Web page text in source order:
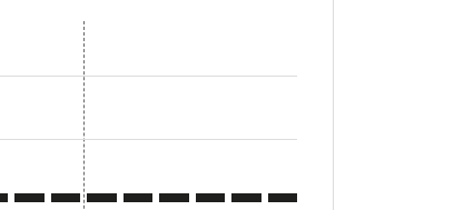
寻找优惠
寻找优惠寻找优惠
disclaimer. 寻找优惠
offers-disclaimer. 寻找优惠
view-offers-disclaimer. 寻找优惠
cmp-view-offers-disclaimer. 寻找优惠
cmp-view-offers-disclaimer. 寻找优惠
cmp-view-offers-disclaimer. 寻找优惠
DVO–PQC: cmp-view-offers-disclaimer. 寻找优惠
DVO–PQC: cmp-view-offers-disclaimer. 寻找优惠